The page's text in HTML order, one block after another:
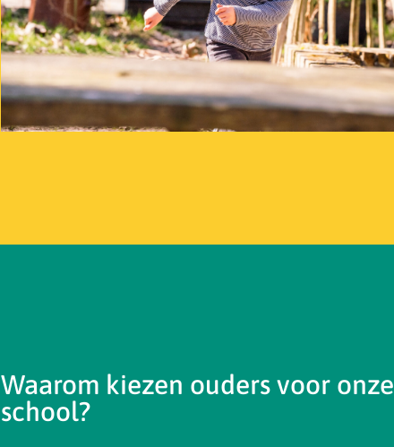
Waarom kiezen ouders voor onze
school?